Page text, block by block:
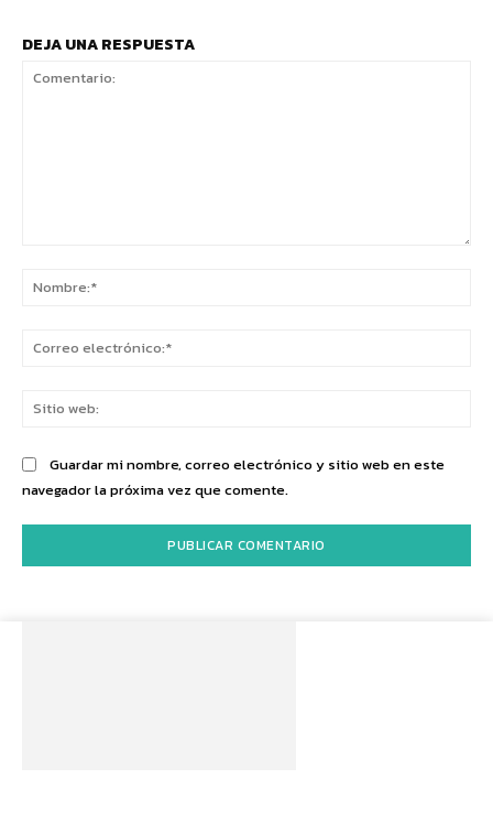
DEJA UNA RESPUESTA
Guardar mi nombre, correo electrónico y sitio web en este
navegador la próxima vez que comente.